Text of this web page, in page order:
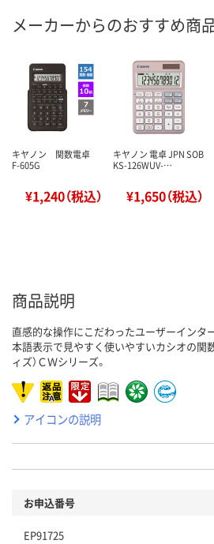
メーカーからのおすすめ商
キヤノン 関数電卓
F-605G
¥1,240（税込）
キヤノン 電卓 JPN SOB
KS-126WUV-…
¥1,650（税込）
商品説明
直感的な操作にこだわったユーザーインタ
本語表示で見やすく使いやすいカシオの関
ィズ）ＣＷシリーズ。
アイコンの説明
お申込番号
EP91725